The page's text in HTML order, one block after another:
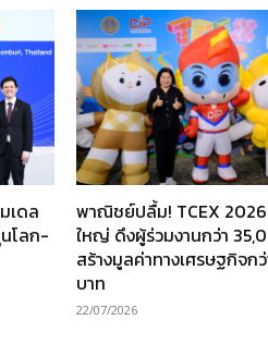
เดล
โลก-
พาณิชย์ปลื้ม! TCEX
ใหญ่ ดึงผู้ร่วมงานกว่า
สร้างมูลค่าทางเศรษฐกิจก
บาท
22/07/2026